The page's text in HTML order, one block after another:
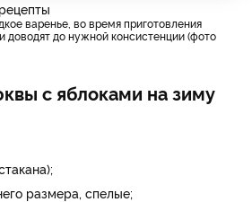
доводят до нужной консистенции (фото
с яблоками на зиму
размера, спелые;